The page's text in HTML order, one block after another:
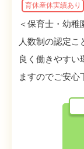
育休産休実績あり
＜保育士・幼
人数制の認定
良く働きやすい
ますのでご安心